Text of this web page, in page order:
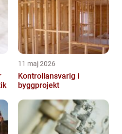
11 maj 2026
Kontrollansvarig i
byggprojekt